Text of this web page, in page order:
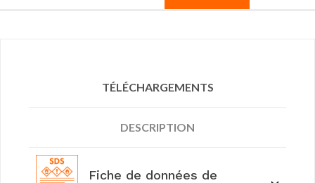
TÉLÉCHARGEMENTS
DESCRIPTION
Fiche de données de